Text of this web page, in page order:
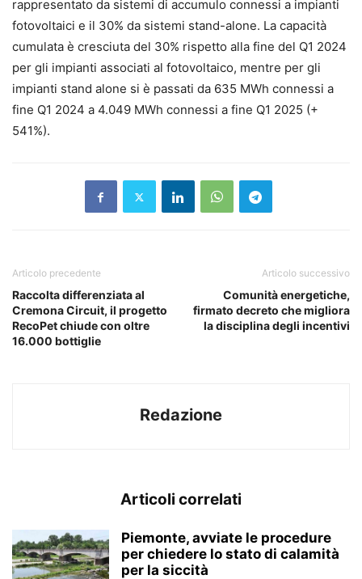
rappresentato da sistemi di accumulo connessi a impianti
fotovoltaici e il 30% da sistemi stand-alone. La capacità
cumulata è cresciuta del 30% rispetto alla fine del Q1 2024
per gli impianti associati al fotovoltaico, mentre per gli
impianti stand alone si è passati da 635 MWh connessi a
fine Q1 2024 a 4.049 MWh connessi a fine Q1 2025 (+
541%).
Articolo precedente
Raccolta differenziata al
Cremona Circuit, il progetto
RecoPet chiude con oltre
16.000 bottiglie
Articolo successivo
Comunità energetiche,
firmato decreto che migliora
la disciplina degli incentivi
Redazione
Articoli correlati
Piemonte, avviate le procedure
per chiedere lo stato di calamità
per la siccità